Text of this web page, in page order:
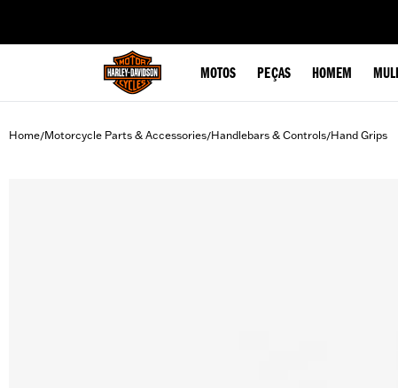
MOTOS PEÇAS HOMEM
Home/Motorcycle Parts & Accessories/Handlebars & Controls/Hand Grips